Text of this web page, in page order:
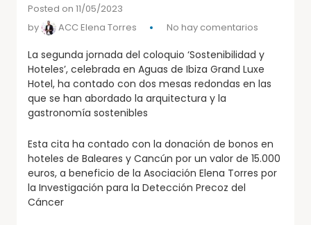
Posted on 11/05/2023
by
ACC Elena Torres No hay comentarios
La segunda jornada del coloquio ‘Sostenibilidad y
Hoteles’, celebrada en Aguas de Ibiza Grand Luxe
Hotel, ha contado con dos mesas redondas en las
que se han abordado la arquitectura y la
gastronomía sostenibles
Esta cita ha contado con la donación de bonos en
hoteles de Baleares y Cancún por un valor de 15.000
euros, a beneficio de la Asociación Elena Torres por
la Investigación para la Detección Precoz del
Cáncer